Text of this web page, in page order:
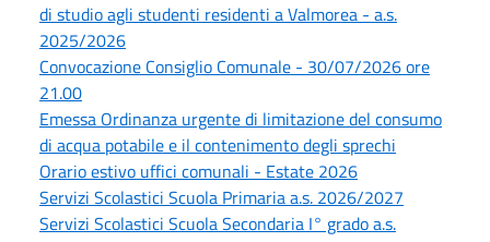
di studio agli studenti residenti a Valmorea - a.s.
2025/2026
Convocazione Consiglio Comunale - 30/07/2026 ore
21.00
Emessa Ordinanza urgente di limitazione del consumo
di acqua potabile e il contenimento degli sprechi
Orario estivo uffici comunali - Estate 2026
Servizi Scolastici Scuola Primaria a.s. 2026/2027
Servizi Scolastici Scuola Secondaria I° grado a.s.